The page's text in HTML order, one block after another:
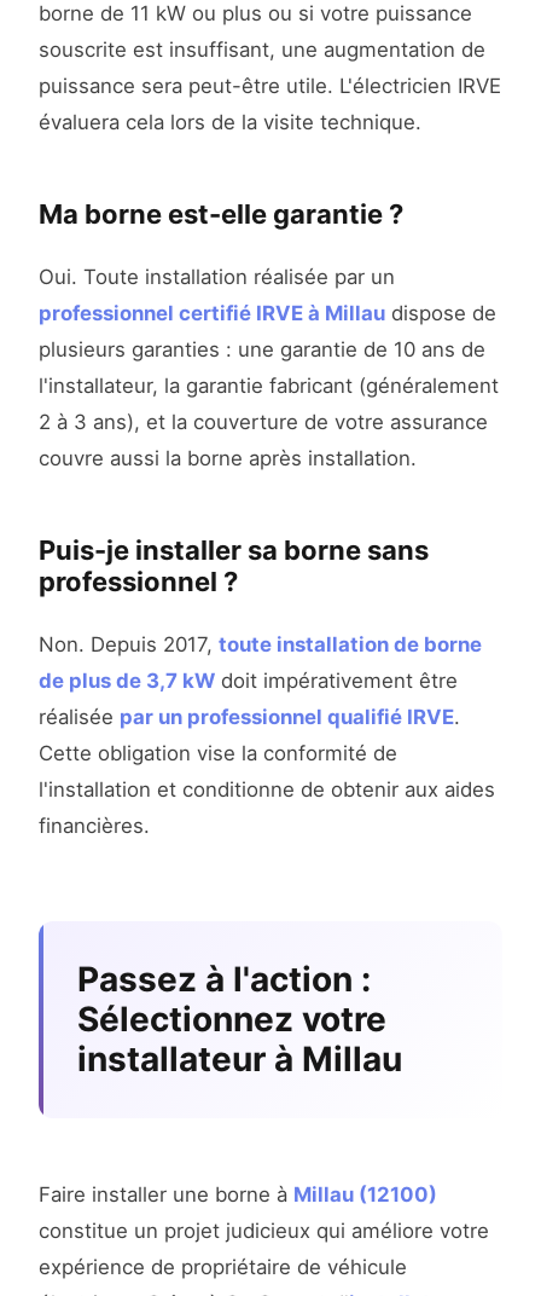
borne de 11 kW ou plus ou si votre puissance
souscrite est insuffisant, une augmentation de
puissance sera peut-être utile. L'électricien IRVE
évaluera cela lors de la visite technique.
Ma borne est-elle garantie ?
Oui. Toute installation réalisée par un
professionnel certifié IRVE à Millau dispose de
plusieurs garanties : une garantie de 10 ans de
l'installateur, la garantie fabricant (généralement
2 à 3 ans), et la couverture de votre assurance
couvre aussi la borne après installation.
Puis-je installer sa borne sans
professionnel ?
Non. Depuis 2017, toute installation de borne
de plus de 3,7 kW doit impérativement être
réalisée par un professionnel qualifié IRVE.
Cette obligation vise la conformité de
l'installation et conditionne de obtenir aux aides
financières.
Passez à l'action :
Sélectionnez votre
installateur à Millau
Faire installer une borne à Millau (12100)
constitue un projet judicieux qui améliore votre
expérience de propriétaire de véhicule